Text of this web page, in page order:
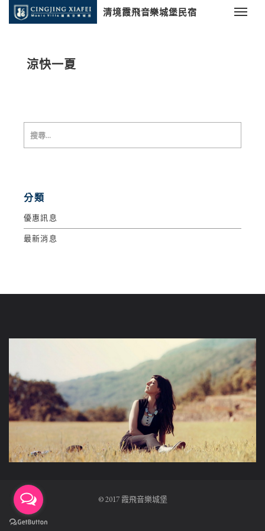
清境霞飛音樂城堡民宿
涼快一夏
分類
優惠訊息
最新消息
© 2017 霞飛音樂城堡